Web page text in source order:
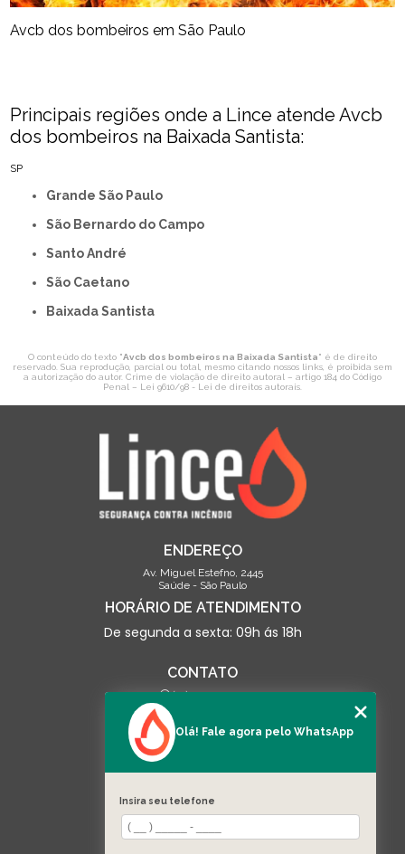
Avcb dos bombeiros em São Paulo
Principais regiões onde a Lince atende Avcb
dos bombeiros na Baixada Santista:
SP
Grande São Paulo
São Bernardo do Campo
Santo André
São Caetano
Baixada Santista
O conteúdo do texto "Avcb dos bombeiros na Baixada Santista" é de direito
reservado. Sua reprodução, parcial ou total, mesmo citando nossos links, é proibida sem
a autorização do autor. Crime de violação de direito autoral – artigo 184 do Código
Penal – Lei 9610/98 - Lei de direitos autorais.
ENDEREÇO
Av. Miguel Estefno, 2445
Saúde - São Paulo
HORÁRIO DE ATENDIMENTO
De segunda a sexta: 09h ás 18h
CONTATO
(13) 3500-0703
contato@linceseguranca.com.br
SIGA-NOS
MENU
HOME
Olá! Fale agora pelo WhatsApp
Insira seu telefone